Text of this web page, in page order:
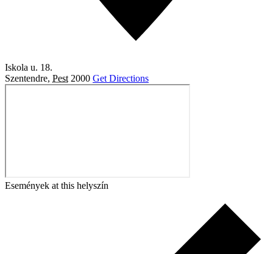
Iskola u. 18.
Szentendre, Pest 2000 Get Directions
Események at this helyszín